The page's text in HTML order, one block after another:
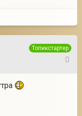
Топикстартер